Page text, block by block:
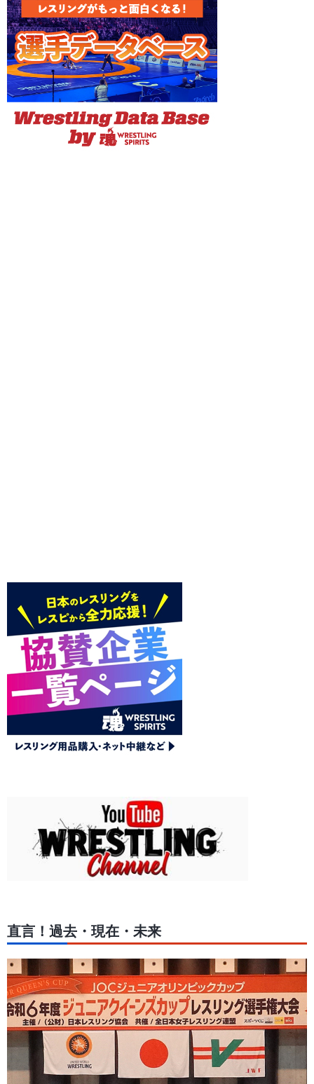
直言！過去・現在・未来